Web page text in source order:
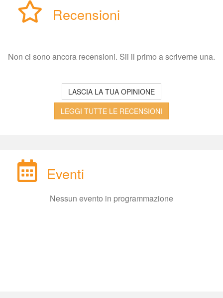
Recensioni
Non ci sono ancora recensioni. Sii il primo a scriverne una.
LASCIA LA TUA OPINIONE
LEGGI TUTTE LE RECENSIONI
Eventi
Nessun evento in programmazione